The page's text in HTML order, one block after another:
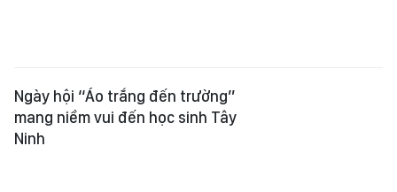
Ngày hội “Áo trắng đến trường”
mang niềm vui đến học sinh Tây
Ninh